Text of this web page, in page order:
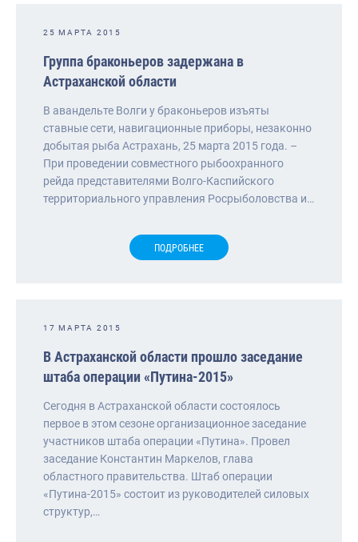
25 МАРТА 2015
Группа браконьеров задержана в
Астраханской области
В авандельте Волги у браконьеров изъяты
ставные сети, навигационные приборы, незаконно
добытая рыба Астрахань, 25 марта 2015 года. –
При проведении совместного рыбоохранного
рейда представителями Волго-Каспийского
территориального управления Росрыболовства и…
ПОДРОБНЕЕ
17 МАРТА 2015
В Астраханской области прошло заседание
штаба операции «Путина-2015»
Сегодня в Астраханской области состоялось
первое в этом сезоне организационное заседание
участников штаба операции «Путина». Провел
заседание Константин Маркелов, глава
областного правительства. Штаб операции
«Путина-2015» состоит из руководителей силовых
структур,…